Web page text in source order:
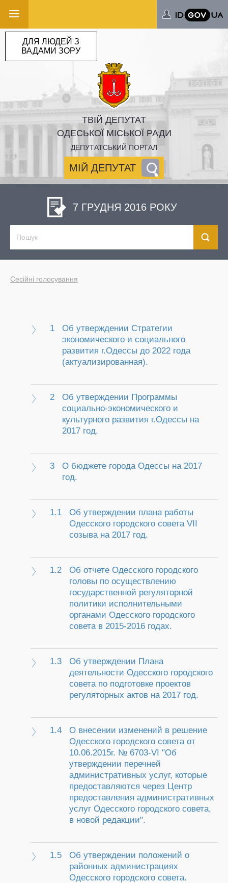
ТВІЙ ДЕПУТАТ
ОДЕСЬКОЇ МІСЬКОЇ РАДИ
ДЕПУТАТСЬКИЙ ПОРТАЛ
МІЙ ДЕПУТАТ
ДЛЯ ЛЮДЕЙ З
ВАДАМИ ЗОРУ
7 ГРУДНЯ 2016 РОКУ
Сесійні голосування
1
Об утверждении Стратегии
экономического и социального
развития г.Одессы до 2022 года
(актуализированная).
2
Об утверждении Программы
социально-экономического и
культурного развития г.Одессы на
2017 год.
3
О бюджете города Одессы на 2017
год.
1.1
Об утверждении плана работы
Одесского городского совета VII
созыва на 2017 год.
1.2
Об отчете Одесского городского
головы по осуществлению
государственной регуляторной
политики исполнительными
органами Одесского городского
совета в 2015-2016 годах.
1.3
Об утверждении Плана
деятельности Одесского городского
совета по подготовке проектов
регуляторных актов на 2017 год.
1.4
О внесении изменений в решение
Одесского городского совета от
10.06.2015г. № 6703-VI "Об
утверждении перечней
административных услуг, которые
предоставляются через Центр
предоставления административных
услуг Одесского городского совета,
в новой редакции".
1.5
Об утверждении положений о
районных администрациях
Одесского городского совета.